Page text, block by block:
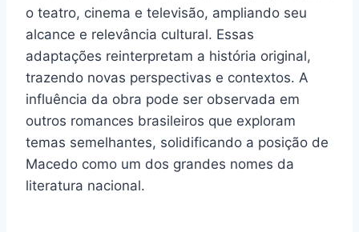
o teatro, cinema e televisão, ampliando seu
alcance e relevância cultural. Essas
adaptações reinterpretam a história original,
trazendo novas perspectivas e contextos. A
influência da obra pode ser observada em
outros romances brasileiros que exploram
temas semelhantes, solidificando a posição de
Macedo como um dos grandes nomes da
literatura nacional.